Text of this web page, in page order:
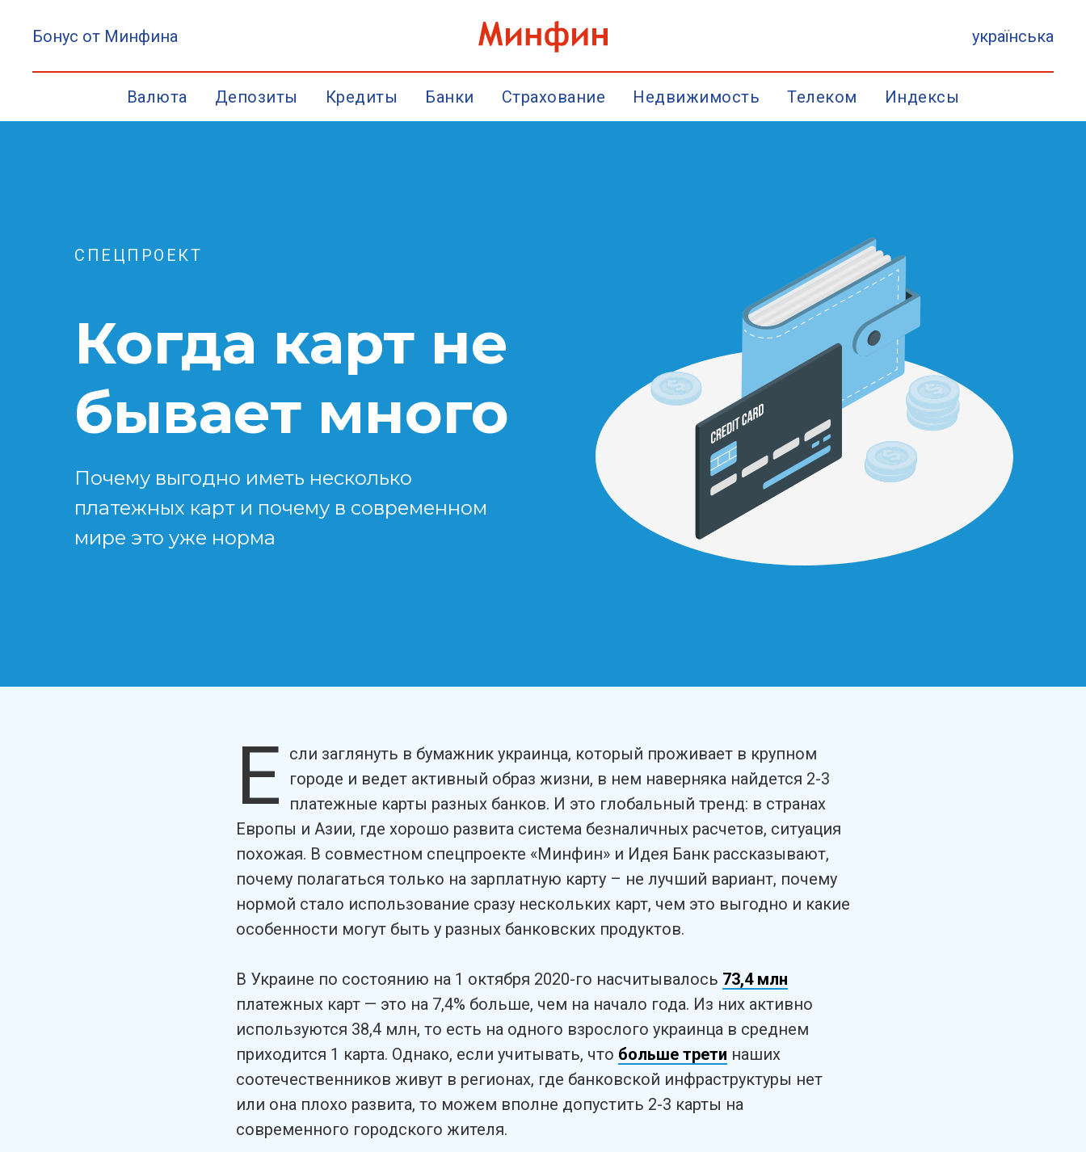
Бонус от Минфина українська
Валюта Депозиты Кредиты Банки Страхование Недвижимость Телеком Индексы
СПЕЦПРОЕКТ
Когда карт не
бывает много
Почему выгодно иметь несколько
платежных карт и почему в современном
мире это уже норма
Е сли заглянуть в бумажник украинца, который проживает в крупном
городе и ведет активный образ жизни, в нем наверняка найдется 2-3
платежные карты разных банков. И это глобальный тренд: в странах
Европы и Азии, где хорошо развита система безналичных расчетов, ситуация
похожая. В совместном спецпроекте «Минфин» и Идея Банк рассказывают,
почему полагаться только на зарплатную карту – не лучший вариант, почему
нормой стало использование сразу нескольких карт, чем это выгодно и какие
особенности могут быть у разных банковских продуктов.
В Украине по состоянию на 1 октября 2020-го насчитывалось 73,4 млн
платежных карт — это на 7,4% больше, чем на начало года. Из них активно
используются 38,4 млн, то есть на одного взрослого украинца в среднем
приходится 1 карта. Однако, если учитывать, что больше трети наших
соотечественников живут в регионах, где банковской инфраструктуры нет
или она плохо развита, то можем вполне допустить 2-3 карты на
современного городского жителя.